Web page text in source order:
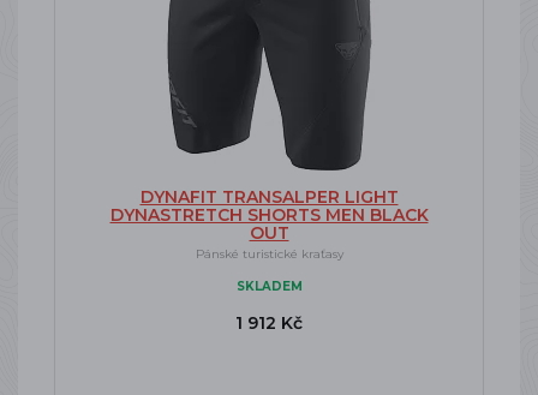
DYNAFIT TRANSALPER LIGHT
DYNASTRETCH SHORTS MEN BLACK
OUT
Pánské turistické kraťasy
SKLADEM
1 912 Kč